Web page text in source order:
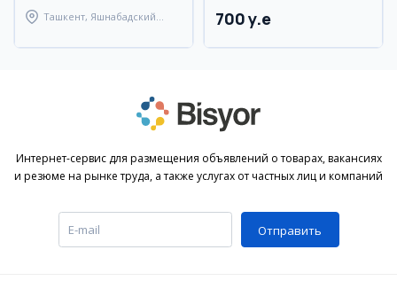
Ташкент, Яшнабадский
700 y.e
Интернет-сервис для размещения объявлений о товарах, вакансиях
и резюме на рынке труда, а также услугах от частных лиц и компаний
Отправить